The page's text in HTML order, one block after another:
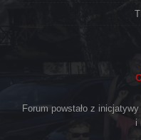
Forum powstało z
i